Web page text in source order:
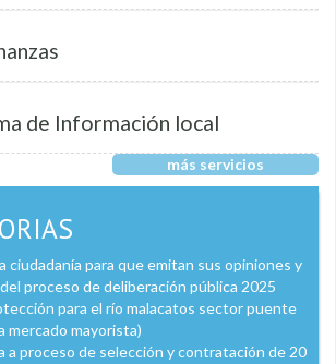
de Información local
más servicios
ciudadanía para que emitan sus opiniones y
proceso de deliberación pública 2025
para el río malacatos sector puente
mercado mayorista)
a proceso de selección y contratación de 20